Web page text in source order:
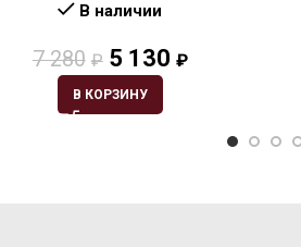
В наличии
7 280 ₽ 5 130 ₽
В КОРЗИНУ